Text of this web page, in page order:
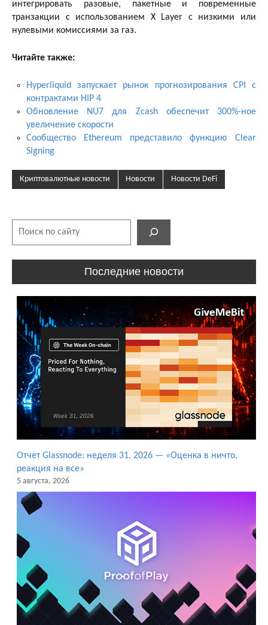
интегрировать разовые, пакетные и повременные
транзакции с использованием X Layer с низкими или
нулевыми комиссиями за газ.
Читайте также:
Hyperliquid запускает рынок прогнозирования CPI с
контрактами HIP 4
Обновление NU7 для Zcash обеспечит 300%-ное
увеличение скорости
Сообщество Ethereum представило функцию Clear
Signing
Криптовалютные новости Новости Новости DeFi
Последние новости
Отчет Glassnode: неделя 31, 2026 — «Оценка в ничто,
реакция на все»
5 августа, 2026